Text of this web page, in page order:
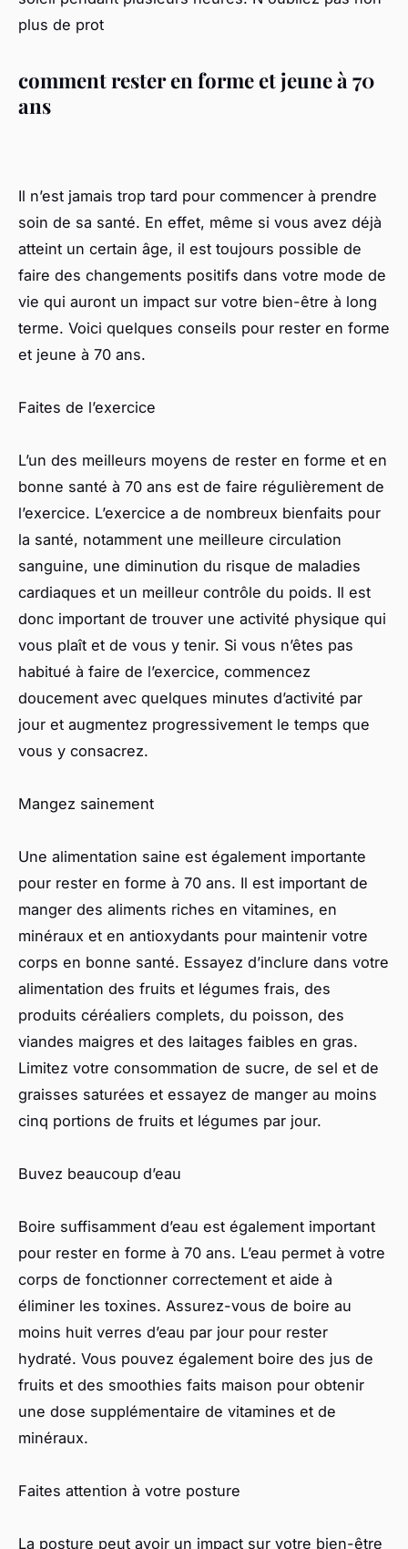
plus de prot
comment rester en forme et jeune à 70
ans
Il n’est jamais trop tard pour commencer à prendre
soin de sa santé. En effet, même si vous avez déjà
atteint un certain âge, il est toujours possible de
faire des changements positifs dans votre mode de
vie qui auront un impact sur votre bien-être à long
terme. Voici quelques conseils pour rester en forme
et jeune à 70 ans.
Faites de l’exercice
L’un des meilleurs moyens de rester en forme et en
bonne santé à 70 ans est de faire régulièrement de
l’exercice. L’exercice a de nombreux bienfaits pour
la santé, notamment une meilleure circulation
sanguine, une diminution du risque de maladies
cardiaques et un meilleur contrôle du poids. Il est
donc important de trouver une activité physique qui
vous plaît et de vous y tenir. Si vous n’êtes pas
habitué à faire de l’exercice, commencez
doucement avec quelques minutes d’activité par
jour et augmentez progressivement le temps que
vous y consacrez.
Mangez sainement
Une alimentation saine est également importante
pour rester en forme à 70 ans. Il est important de
manger des aliments riches en vitamines, en
minéraux et en antioxydants pour maintenir votre
corps en bonne santé. Essayez d’inclure dans votre
alimentation des fruits et légumes frais, des
produits céréaliers complets, du poisson, des
viandes maigres et des laitages faibles en gras.
Limitez votre consommation de sucre, de sel et de
graisses saturées et essayez de manger au moins
cinq portions de fruits et légumes par jour.
Buvez beaucoup d’eau
Boire suffisamment d’eau est également important
pour rester en forme à 70 ans. L’eau permet à votre
corps de fonctionner correctement et aide à
éliminer les toxines. Assurez-vous de boire au
moins huit verres d’eau par jour pour rester
hydraté. Vous pouvez également boire des jus de
fruits et des smoothies faits maison pour obtenir
une dose supplémentaire de vitamines et de
minéraux.
Faites attention à votre posture
La posture peut avoir un impact sur votre bien-être